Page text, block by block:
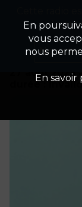
Détails
27 août 2023
durée :
En
vous
nous
En
Non